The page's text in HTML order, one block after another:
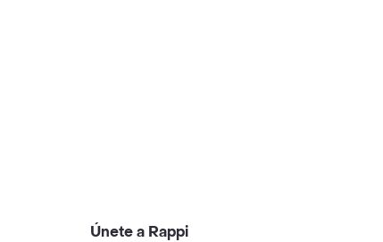
Únete a Rappi